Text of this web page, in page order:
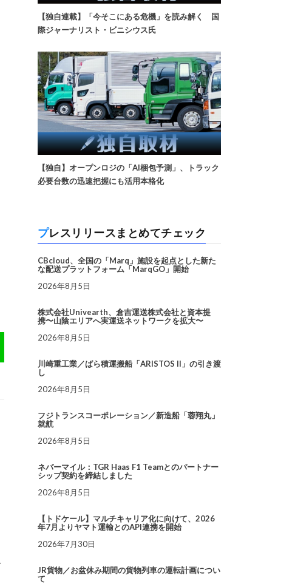
【独自連載】「今そこにある危機」を読み解く 国
際ジャーナリスト・ビニシウス氏
【独自】オープンロジの「AI梱包予測」、トラック
必要台数の迅速把握にも活用本格化
プレスリリースまとめてチェック
CBcloud、全国の「Marq」施設を起点とした新た
な配送プラットフォーム「MarqGO」開始
2026年8月5日
株式会社Univearth、倉吉運送株式会社と資本提
携〜山陰エリアへ実運送ネットワークを拡大〜
2026年8月5日
川崎重工業／ばら積運搬船「ARISTOS II」の引き渡
し
2026年8月5日
フジトランスコーポレーション／新造船「蓉翔丸」
就航
2026年8月5日
ネバーマイル：TGR Haas F1 Teamとのパートナー
シップ契約を締結しました
2026年8月5日
【トドケール】マルチキャリア化に向けて、2026
年7月よりヤマト運輸とのAPI連携を開始
2026年7月30日
JR貨物／お盆休み期間の貨物列車の運転計画につい
て